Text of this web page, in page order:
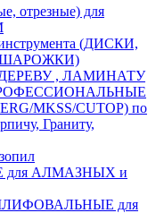
для
(ДИСКИ,
, ЛАМИНАТУ
MKSS/CUTOP) по
Граниту,
АЛМАЗНЫХ и
для